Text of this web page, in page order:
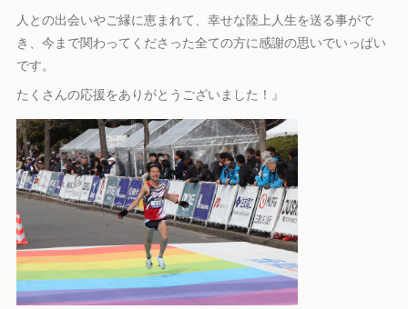
人との出会いやご縁に恵まれて、幸せな陸上人生を送る事がで
き、今まで関わってくださった全ての方に感謝の思いでいっぱい
です。
たくさんの応援をありがとうございました！』